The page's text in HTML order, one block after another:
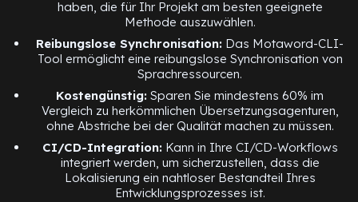
haben, die für Ihr Projekt am besten geeignete
Methode auszuwählen.
Reibungslose Synchronisation: Das Motaword-CLI-
Tool ermöglicht eine reibungslose Synchronisation von
Sprachressourcen.
Kostengünstig: Sparen Sie mindestens 60% im
Vergleich zu herkömmlichen Übersetzungsagenturen,
ohne Abstriche bei der Qualität machen zu müssen.
CI/CD-Integration:Kann in Ihre CI/CD-Workflows
integriert werden, um sicherzustellen, dass die
Lokalisierung ein nahtloser Bestandteil Ihres
Entwicklungsprozesses ist.